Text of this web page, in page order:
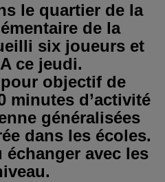
le quartier de la
de la
six joueurs et
ce jeudi.
objectif de
minutes d’activité
généralisées
dans les écoles.
avec les